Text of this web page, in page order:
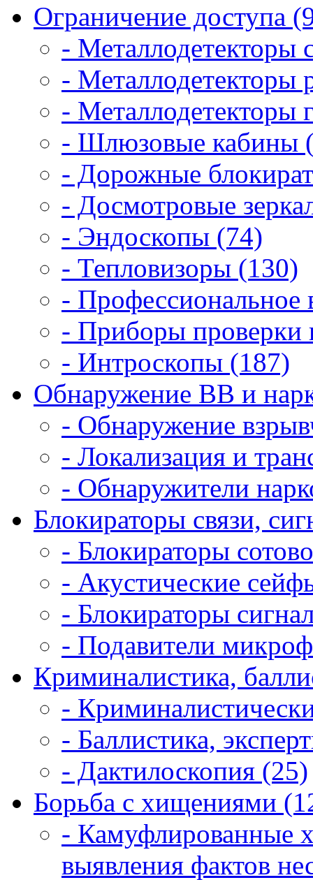
Ограничение доступа
- Металлодетекторы
- Металлодетекторы
- Металлодетекторы
- Шлюзовые кабины
- Дорожные
- Досмотровые
- Эндоскопы (74)
- Тепловизоры (130)
- Профессиональное
- Приборы проверки
- Интроскопы (187)
Обнаружение ВВ и
- Обнаружение
- Локализация и
- Обнаружители
Блокираторы связи,
- Блокираторы
- Акустические
- Блокираторы
- Подавители
Криминалистика,
-
- Баллистика,
- Дактилоскопия (25)
Борьба с хищениями
- Камуфлированные
выявления фактов